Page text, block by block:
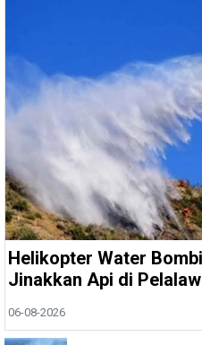
Helikopter Water
Jinakkan Api di
06-08-2026